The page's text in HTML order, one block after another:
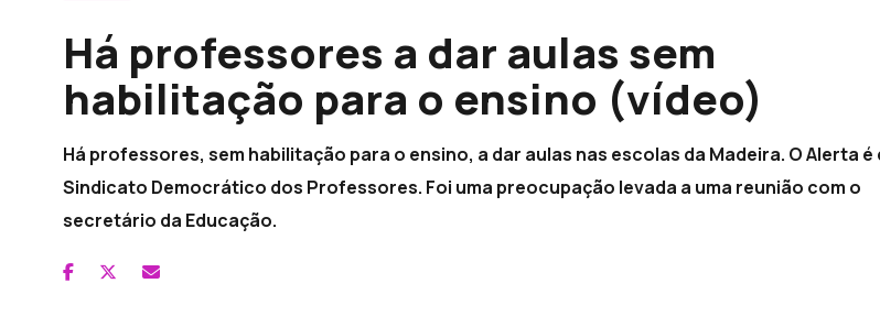
Há professores a dar aulas sem
habilitação para o ensino (vídeo)
Há professores, sem habilitação para o ensino, a dar aulas nas escolas da Madeira. O Alerta é
Sindicato Democrático dos Professores. Foi uma preocupação levada a uma reunião com o
secretário da Educação.